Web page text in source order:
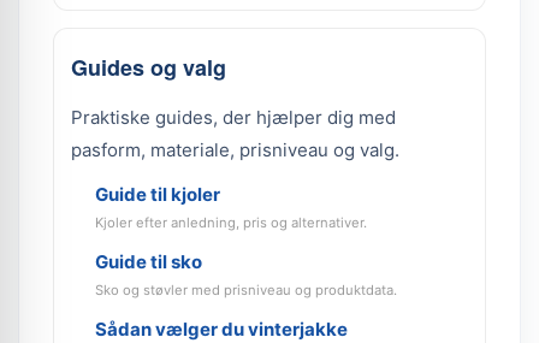
Guides og valg
Praktiske guides, der hjælper dig med
pasform, materiale, prisniveau og valg.
Guide til kjoler
Kjoler efter anledning, pris og alternativer.
Guide til sko
Sko og støvler med prisniveau og produktdata.
Sådan vælger du vinterjakke